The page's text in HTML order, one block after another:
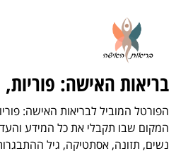
בריאות האישה:
הפורטל המוביל לבריאות האישה:
המקום שבו תקבלי את כל המידע
נשים, תזונה, אסתטיקה, גיל